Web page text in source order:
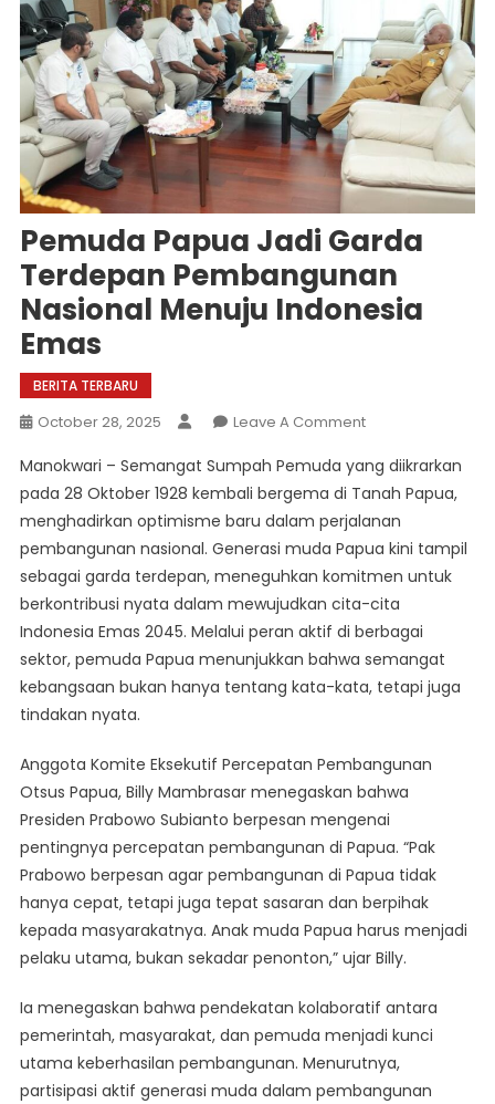
Pemuda Papua Jadi Garda
Terdepan Pembangunan
Nasional Menuju Indonesia
Emas
BERITA TERBARU
October 28, 2025 Leave A CommentOn
Papua
Jadi
Garda
Terdepan
Pembangunan
Nasional
Menuju
Manokwari – Semangat Sumpah Pemuda yang diikrarkan
pada 28 Oktober 1928 kembali bergema di Tanah Papua,
menghadirkan optimisme baru dalam perjalanan
pembangunan nasional. Generasi muda Papua kini tampil
sebagai garda terdepan, meneguhkan komitmen untuk
berkontribusi nyata dalam mewujudkan cita-cita
Indonesia Emas 2045. Melalui peran aktif di berbagai
sektor, pemuda Papua menunjukkan bahwa semangat
kebangsaan bukan hanya tentang kata-kata, tetapi juga
tindakan nyata.
Anggota Komite Eksekutif Percepatan Pembangunan
Otsus Papua, Billy Mambrasar menegaskan bahwa
Presiden Prabowo Subianto berpesan mengenai
pentingnya percepatan pembangunan di Papua. “Pak
Prabowo berpesan agar pembangunan di Papua tidak
hanya cepat, tetapi juga tepat sasaran dan berpihak
kepada masyarakatnya. Anak muda Papua harus menjadi
pelaku utama, bukan sekadar penonton,” ujar Billy.
Ia menegaskan bahwa pendekatan kolaboratif antara
pemerintah, masyarakat, dan pemuda menjadi kunci
utama keberhasilan pembangunan. Menurutnya,
partisipasi aktif generasi muda dalam pembangunan